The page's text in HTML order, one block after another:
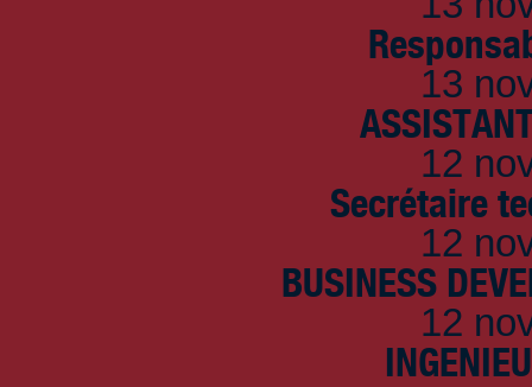
13
12
Secrétaire
12
BUSINESS
12